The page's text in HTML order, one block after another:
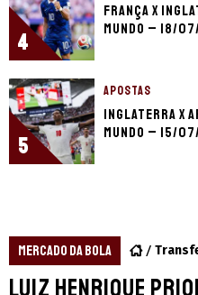
4
França x
Mundo – 18/
5
APOSTAS
Inglaterra x
Mundo – 15/
MERCADO DA BOLA
Luiz Henrique